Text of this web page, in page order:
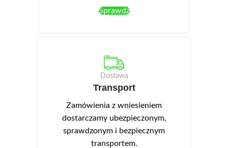
Sprawdź
Dostawa
Transport
Zamówienia z wniesieniem
dostarczamy ubezpieczonym,
sprawdzonym i bezpiecznym
transportem.